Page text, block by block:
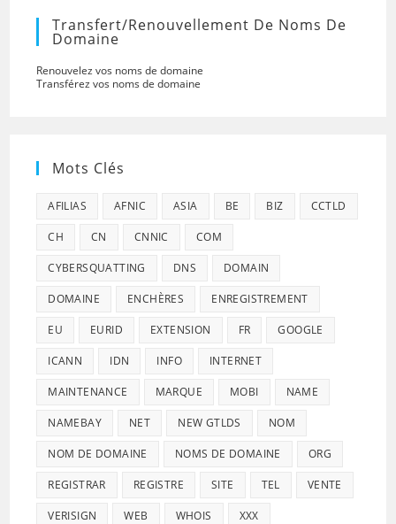
Transfert/renouvellement De Noms De
Domaine
Renouvelez vos noms de domaine
Transférez vos noms de domaine
Mots Clés
AFILIAS AFNIC ASIA BE BIZ CCTLD
CH CN CNNIC COM
CYBERSQUATTING DNS DOMAIN
DOMAINE ENCHÈRES ENREGISTREMENT
EU EURID EXTENSION FR GOOGLE
ICANN IDN INFO INTERNET
MAINTENANCE MARQUE MOBI NAME
NAMEBAY NET NEW GTLDS NOM
NOM DE DOMAINE NOMS DE DOMAINE ORG
REGISTRAR REGISTRE SITE TEL VENTE
VERISIGN WEB WHOIS XXX